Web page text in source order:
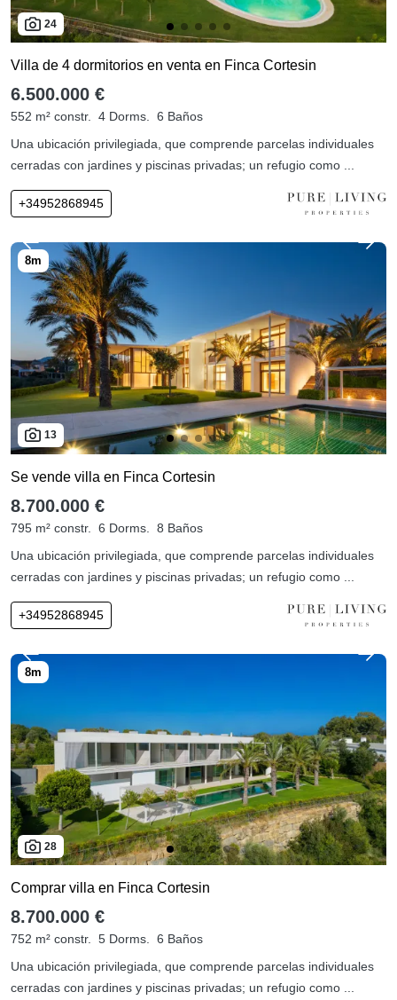
24
Villa de 4 dormitorios en venta en Finca Cortesin
6.500.000 €
552 m² constr. 4 Dorms.
6 Baños
Una ubicación privilegiada, que comprende parcelas individuales
cerradas con jardines y piscinas privadas; un refugio como ...
+34952868945
13
Se vende villa en Finca Cortesin
8.700.000 €
795 m² constr. 6 Dorms.
8 Baños
Una ubicación privilegiada, que comprende parcelas individuales
cerradas con jardines y piscinas privadas; un refugio como ...
+34952868945
28
Comprar villa en Finca Cortesin
8.700.000 €
752 m² constr. 5 Dorms.
6 Baños
Una ubicación privilegiada, que comprende parcelas individuales
cerradas con jardines y piscinas privadas; un refugio como ...